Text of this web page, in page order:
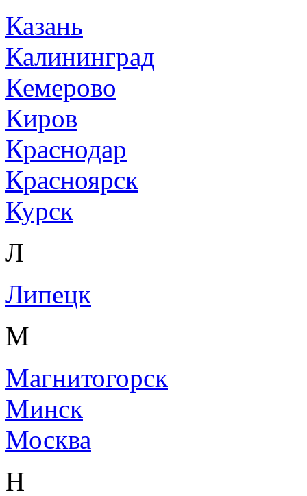
Казань
Калининград
Кемерово
Киров
Краснодар
Красноярск
Курск
Л
Липецк
М
Магнитогорск
Минск
Москва
Н